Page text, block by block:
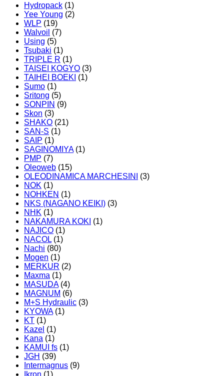
Hydropack (1)
Yee Young (2)
WLP (19)
Walvoil (7)
Using (5)
Tsubaki (1)
TRIPLE R (1)
TAISEI KOGYO (3)
TAIHEI BOEKI (1)
Sumo (1)
Sritong (5)
SONPIN (9)
Skon (3)
SHAKO (21)
SAN-S (1)
SAIP (1)
SAGINOMIYA (1)
PMP (7)
Oleoweb (15)
OLEODINAMICA MARCHESINI
(3)
NOK (1)
NOHKEN (1)
NKS (NAGANO KEIKI) (3)
NHK (1)
NAKAMURA KOKI (1)
NAJICO (1)
NACOL (1)
Nachi (80)
Mogen (1)
MERKUR (2)
Maxma (1)
MASUDA (4)
MAGNUM (6)
M+S Hydraulic (3)
KYOWA (1)
KT (1)
Kazel (1)
Kana (1)
KAMUI fs (1)
JGH (39)
Intermagnus (9)
Ikron (1)